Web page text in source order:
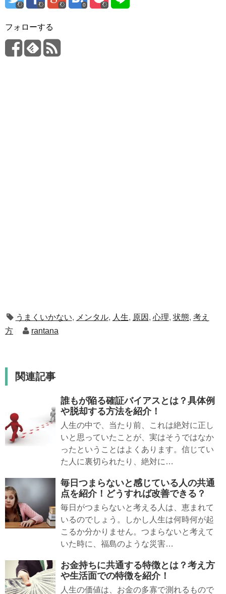
0
フォローする
うまくいかない, メンタル, 人生, 原因 , 心理, 状態, 考え
方
rantana
関連記事
誰もが陥る確証バイアスとは？具体例
や脱却する方法を紹介！
人生の中で、当たり前、これは絶対に正し
いと思っていたことが、実はそうではなか
ったということはよくあります。信じてい
た人に裏切られたり、絶対に…
毎日つまらないと感じている人の共通
点を紹介！どうすれば改善できる？
毎日がつまらないと考える人は、恵まれて
いるのでしょう。しかし人生は何時何が起
こるか分かりません。つまらないと考えて
いた時に、福島のような災害…
お金持ちに共通する特徴とは？考え方
や生活面での特徴を紹介！
人生の価値は、お金の多寡で測れるもので